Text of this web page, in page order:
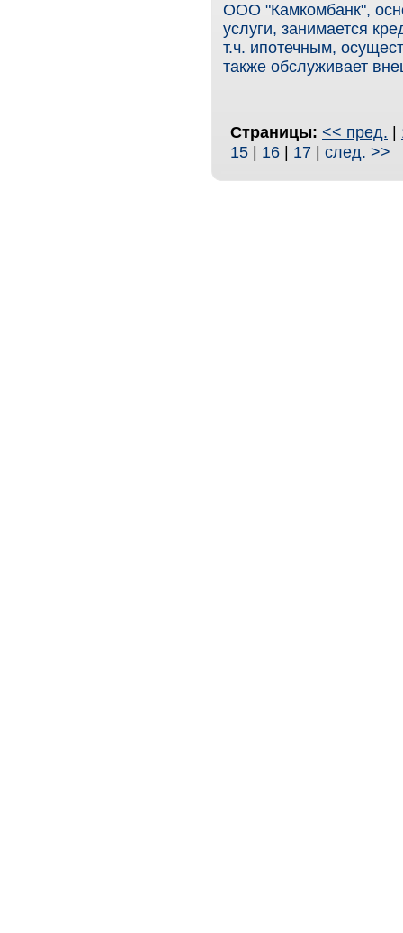
ООО "Камкомбанк",
услуги, занимается
т.ч. ипотечным,
также обслуживает
Страницы: << пред. |
15 | 16 | 17 | след. >>